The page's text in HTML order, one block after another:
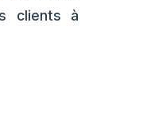
clients à